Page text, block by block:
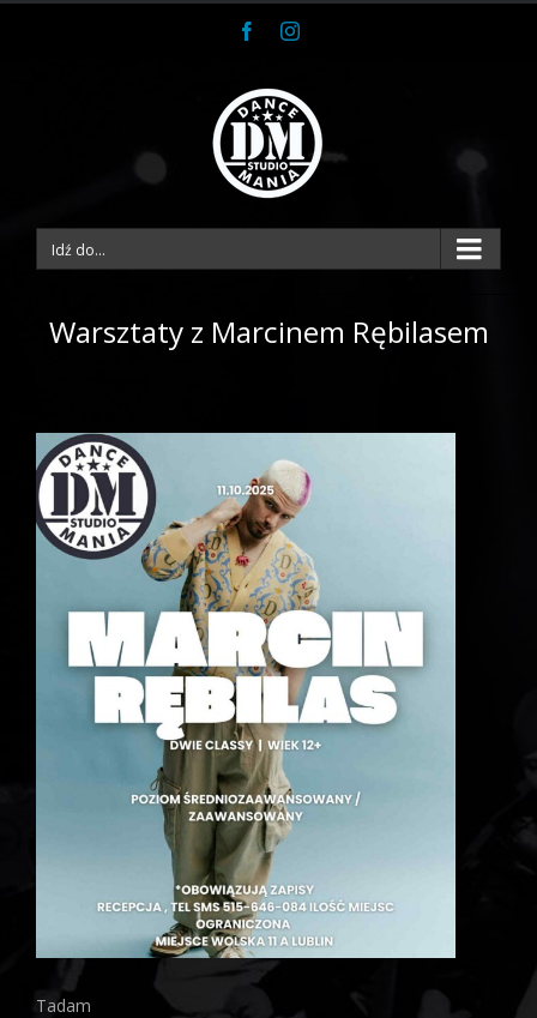
FacebookInstagram
Idź do...
Warsztaty z Marcinem Rębilasem
View
Larger
Image
Tadam